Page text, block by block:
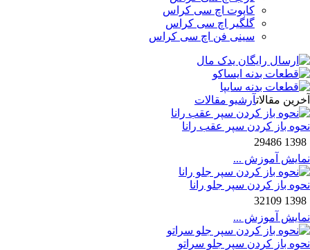
کاپوت اچ سی کراس
گلگیر اچ سی کراس
سینی فن اچ سی کراس
آخرین مقالاتآرشیو مقالات
نحوه باز کردن سپر عقب رانا
1398
29486
نمایش آموزش ...
نحوه باز کردن سپر جلو رانا
1398
32109
نمایش آموزش ...
نحوه باز کردن سپر جلو سراتو